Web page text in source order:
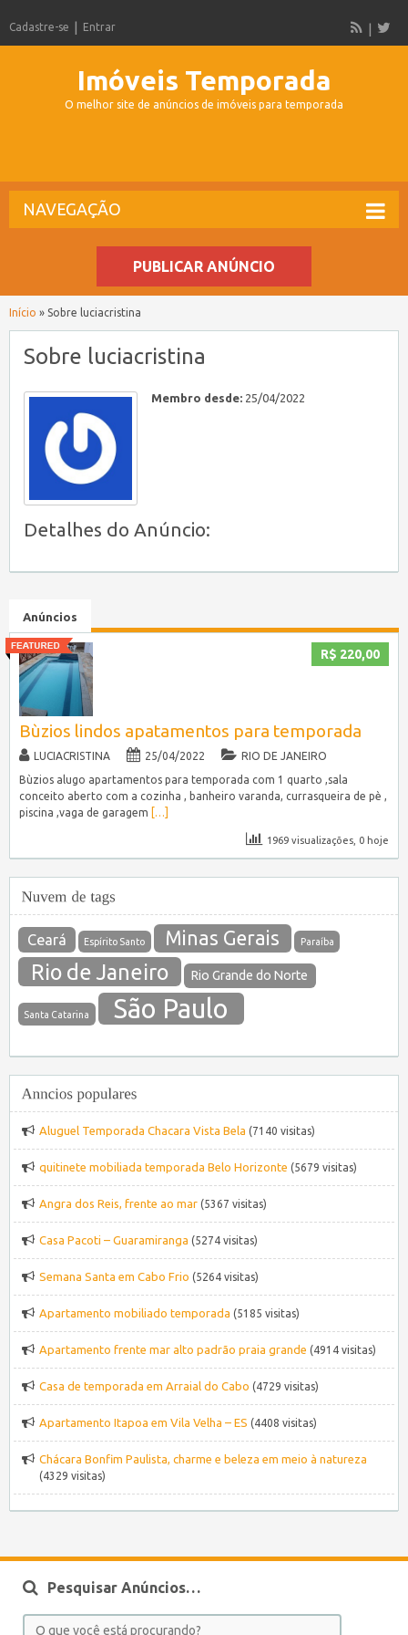
Cadastre-se Entrar
Imóveis Temporada
O melhor site de anúncios de imóveis para temporada
NAVEGAÇÃO
PUBLICAR ANÚNCIO
Início » Sobre luciacristina
Sobre luciacristina
Membro desde: 25/04/2022
Detalhes do Anúncio:
Anúncios
R$ 220,00
Bùzios lindos apatamentos para temporada
LUCIACRISTINA 25/04/2022
RIO DE JANEIRO
Bùzios alugo apartamentos para temporada com 1 quarto ,sala
conceito aberto com a cozinha , banheiro varanda, currasqueira de pè ,
piscina ,vaga de garagem
[…]
1969 visualizações, 0 hoje
Ceará Espírito Santo Minas Gerais Paraíba
Rio de Janeiro Rio Grande do Norte
Santa Catarina São Paulo
Aluguel Temporada Chacara Vista Bela (7140 visitas)
quitinete mobiliada temporada Belo Horizonte (5679 visitas)
Angra dos Reis, frente ao mar (5367 visitas)
Casa Pacoti – Guaramiranga (5274 visitas)
Semana Santa em Cabo Frio (5264 visitas)
Apartamento mobiliado temporada (5185 visitas)
Apartamento frente mar alto padrão praia grande (4914 visitas)
Casa de temporada em Arraial do Cabo (4729 visitas)
Apartamento Itapoa em Vila Velha – ES (4408 visitas)
Chácara Bonfim Paulista, charme e beleza em meio à natureza
(4329 visitas)
Pesquisar Anúncios…